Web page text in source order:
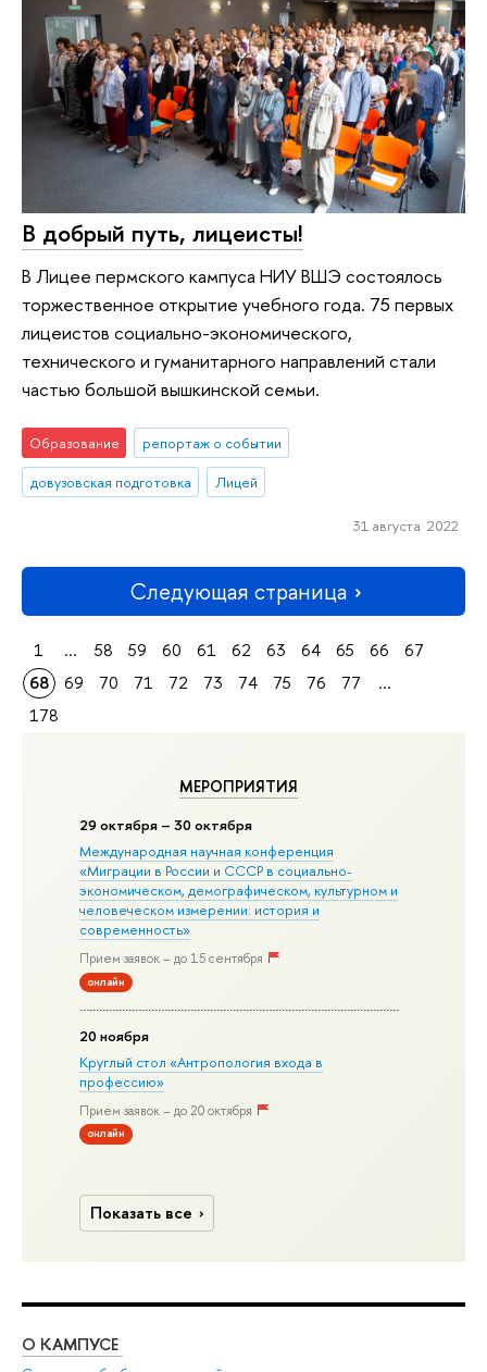
МЕРОПРИЯТИЯ
29 октября – 30 октября
Международная научная конференция
«Миграции в Росcии и СССР в социально-
экономическом, демографическом, культурном и
человеческом измерении: история и
современность»
Прием заявок – до 15 сентября
онлайн
20 ноября
Круглый стол «Антропология входа в
профессию»
Прием заявок – до 20 октября
онлайн
Показать все
В добрый путь, лицеисты!
В Лицее пермского кампуса НИУ ВШЭ состоялось
торжественное открытие учебного года. 75 первых
лицеистов социально-экономического,
технического и гуманитарного направлений стали
частью большой вышкинской семьи.
Образование
репортаж о событии
довузовская подготовка
Лицей
31 августа 2022
Следующая страница
1 ... 58 59 60 61 62 63 64 65 66
67
68
69 70 71 72 73 74 75 76 77
...
178
О КАМПУСЕ